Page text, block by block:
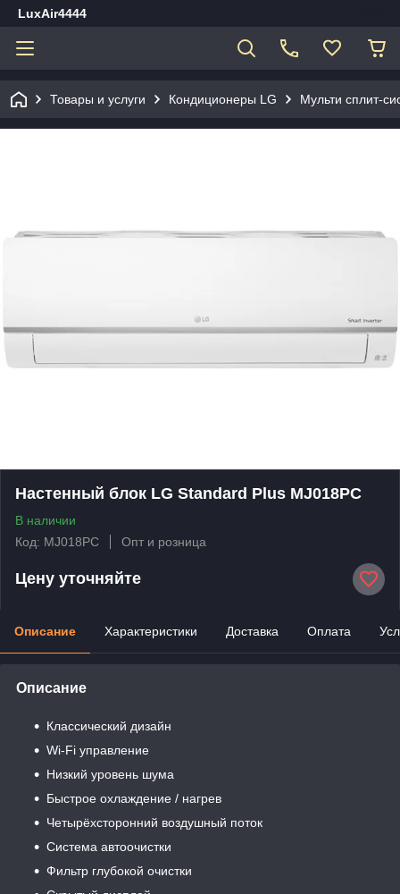
LuxAir4444
Товары и услуги Кондиционеры LG Мульти сплит-
Настенный блок LG Standard Plus MJ018PC
В наличии
Код: MJ018PC
Опт и розница
Цену уточняйте
Описание Характеристики Доставка Оплата
Описание
Классический дизайн
Wi-Fi управление
Низкий уровень шума
Быстрое охлаждение / нагрев
Четырёхсторонний воздушный поток
Система автоочистки
Фильтр глубокой очистки